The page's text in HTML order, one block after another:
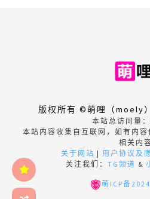
版权所有 ©萌哩（moely
本站总访问量：
本站内容收集自互联网，如有内
相关内
关于网站 | 用户协议及
关注我们： TG频道 &
萌ICP备